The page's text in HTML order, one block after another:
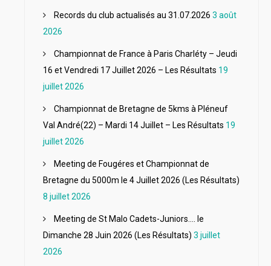
Records du club actualisés au 31.07.2026 3 août
2026
Championnat de France à Paris Charléty – Jeudi
16 et Vendredi 17 Juillet 2026 – Les Résultats 19
juillet 2026
Championnat de Bretagne de 5kms à Pléneuf
Val André(22) – Mardi 14 Juillet – Les Résultats 19
juillet 2026
Meeting de Fougéres et Championnat de
Bretagne du 5000m le 4 Juillet 2026 (Les Résultats)
8 juillet 2026
Meeting de St Malo Cadets-Juniors…. le
Dimanche 28 Juin 2026 (Les Résultats) 3 juillet
2026